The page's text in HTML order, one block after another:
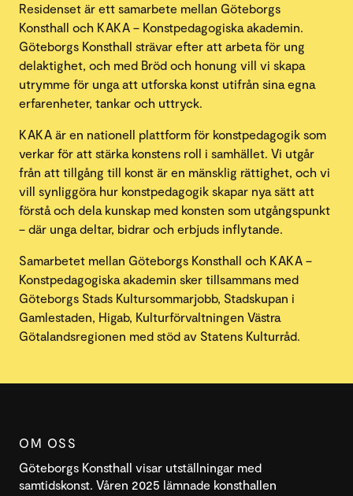
Residenset är ett samarbete mellan Göteborgs
Konsthall och KAKA – Konstpedagogiska akademin.
Göteborgs Konsthall strävar efter att arbeta för ung
delaktighet, och med Bröd och honung vill vi skapa
utrymme för unga att utforska konst utifrån sina egna
erfarenheter, tankar och uttryck.
KAKA är en nationell plattform för konstpedagogik som
verkar för att stärka konstens roll i samhället. Vi utgår
från att tillgång till konst är en mänsklig rättighet, och vi
vill synliggöra hur konstpedagogik skapar nya sätt att
förstå och dela kunskap med konsten som utgångspunkt
– där unga deltar, bidrar och erbjuds inflytande.
Samarbetet mellan Göteborgs Konsthall och KAKA –
Konstpedagogiska akademin sker tillsammans med
Göteborgs Stads Kultursommarjobb, Stadskupan i
Gamlestaden, Higab, Kulturförvaltningen Västra
Götalandsregionen med stöd av Statens Kulturråd.
OM OSS
Göteborgs Konsthall visar utställningar med
samtidskonst. Våren 2025 lämnade konsthallen